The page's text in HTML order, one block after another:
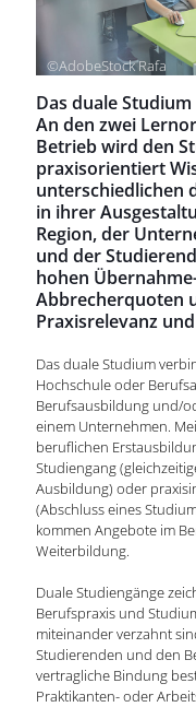
©AdobeStock Rafa
Das duale
An den zwei
Betrieb wird den
praxisorientiert
unterschiedlichen
in ihrer
Region, der
und der
hohen
Abbrecherquoten
Praxisrelevanz
Das duale Studium
Hochschule oder
Berufsausbildung und/
einem Unternehmen.
beruflichen
Studiengang
Ausbildung) oder
(Abschluss eines
kommen Angebote im
Weiterbildung.
Duale Studiengänge
Berufspraxis und
miteinander verzahnt
Studierenden und den
vertragliche Bindung
Praktikanten- oder